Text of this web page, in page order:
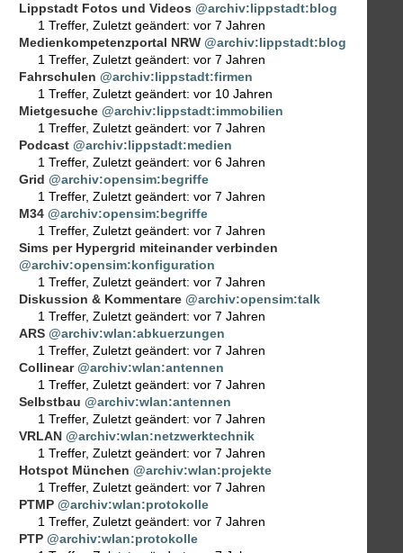
Lippstadt Fotos und Videos @archiv:lippstadt:blog
1 Treffer, Zuletzt geändert: vor 7 Jahren
Medienkompetenzportal NRW @archiv:lippstadt:blog
1 Treffer, Zuletzt geändert: vor 7 Jahren
Fahrschulen @archiv:lippstadt:firmen
1 Treffer, Zuletzt geändert: vor 10 Jahren
Mietgesuche @archiv:lippstadt:immobilien
1 Treffer, Zuletzt geändert: vor 7 Jahren
Podcast @archiv:lippstadt:medien
1 Treffer, Zuletzt geändert: vor 6 Jahren
Grid @archiv:opensim:begriffe
1 Treffer, Zuletzt geändert: vor 7 Jahren
M34 @archiv:opensim:begriffe
1 Treffer, Zuletzt geändert: vor 7 Jahren
Sims per Hypergrid miteinander verbinden
@archiv:opensim:konfiguration
1 Treffer, Zuletzt geändert: vor 7 Jahren
Diskussion & Kommentare @archiv:opensim:talk
1 Treffer, Zuletzt geändert: vor 7 Jahren
ARS @archiv:wlan:abkuerzungen
1 Treffer, Zuletzt geändert: vor 7 Jahren
Collinear @archiv:wlan:antennen
1 Treffer, Zuletzt geändert: vor 7 Jahren
Selbstbau @archiv:wlan:antennen
1 Treffer, Zuletzt geändert: vor 7 Jahren
VRLAN @archiv:wlan:netzwerktechnik
1 Treffer, Zuletzt geändert: vor 7 Jahren
Hotspot München @archiv:wlan:projekte
1 Treffer, Zuletzt geändert: vor 7 Jahren
PTMP @archiv:wlan:protokolle
1 Treffer, Zuletzt geändert: vor 7 Jahren
PTP @archiv:wlan:protokolle